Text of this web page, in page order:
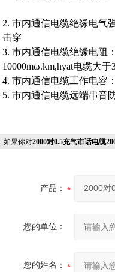
2. 市内通信电缆绝缘电气
击穿
3. 市内通信电缆绝缘电阻
10000mω.km,hyat电缆大于
4. 市内通信电缆工作电容
5. 市内通信电缆远端串音
如果你对2000对0.5充气市话电缆
产品：
您的单位：
您的姓名：